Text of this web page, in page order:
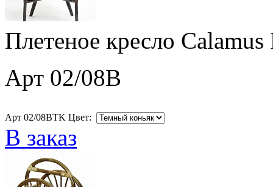
Плетеное кресло
Арт 02/08B
Арт 02/08BTK Цвет:
В заказ